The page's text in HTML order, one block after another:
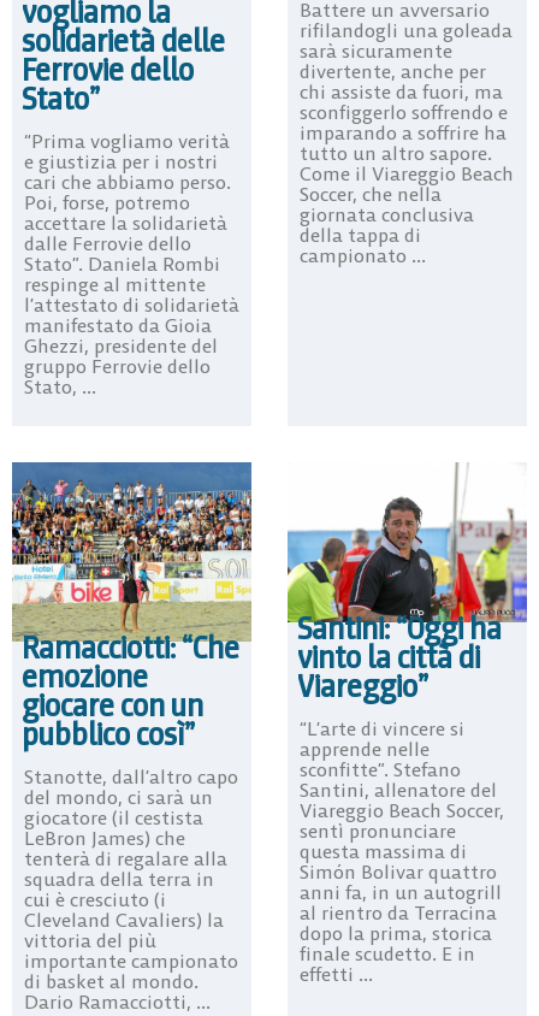
vogliamo la
solidarietà delle
Ferrovie dello
Stato”
“Prima vogliamo verità
e giustizia per i nostri
cari che abbiamo perso.
Poi, forse, potremo
accettare la solidarietà
dalle Ferrovie dello
Stato”. Daniela Rombi
respinge al mittente
l’attestato di solidarietà
manifestato da Gioia
Ghezzi, presidente del
gruppo Ferrovie dello
Stato, ...
Battere un avversario
rifilandogli una goleada
sarà sicuramente
divertente, anche per
chi assiste da fuori, ma
sconfiggerlo soffrendo e
imparando a soffrire ha
tutto un altro sapore.
Come il Viareggio Beach
Soccer, che nella
giornata conclusiva
della tappa di
campionato ...
Ramacciotti: “Che
emozione
giocare con un
pubblico così”
Stanotte, dall’altro capo
del mondo, ci sarà un
giocatore (il cestista
LeBron James) che
tenterà di regalare alla
squadra della terra in
cui è cresciuto (i
Cleveland Cavaliers) la
vittoria del più
importante campionato
di basket al mondo.
Dario Ramacciotti, ...
Santini: “Oggi ha
vinto la città di
Viareggio”
“L’arte di vincere si
apprende nelle
sconfitte”. Stefano
Santini, allenatore del
Viareggio Beach Soccer,
sentì pronunciare
questa massima di
Simón Bolivar quattro
anni fa, in un autogrill
al rientro da Terracina
dopo la prima, storica
finale scudetto. E in
effetti ...